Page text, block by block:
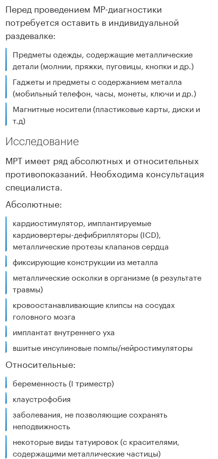
Перед проведением МР-диагностики
потребуется оставить в индивидуальной
раздевалке:
Предметы одежды, содержащие металлические
детали (молнии, пряжки, пуговицы, кнопки и др.)
Гаджеты и предметы с содержанием металла
(мобильный телефон, часы, монеты, ключи и др.)
Магнитные носители (пластиковые карты, диски и
т.д)
Исследование
МРТ имеет ряд абсолютных и относительных
противопоказаний. Необходима консультация
специалиста.
Абсолютные:
кардиостимулятор, имплантируемые
кардиовертеры-дефибрилляторы (ICD),
металлические протезы клапанов сердца
фиксирующие конструкции из металла
металлические осколки в организме (в результате
травмы)
кровоостанавливающие клипсы на сосудах
головного мозга
имплантат внутреннего уха
вшитые инсулиновые помпы/нейростимуляторы
Относительные:
беременность (I триместр)
клаустрофобия
заболевания, не позволяющие сохранять
неподвижность
некоторые виды татуировок (с красителями,
содержащими металлические частицы)